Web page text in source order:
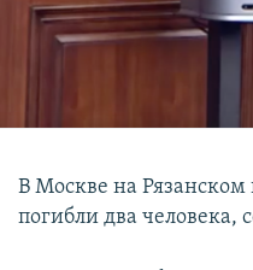
В Москве на Рязанском
погибли два человека,